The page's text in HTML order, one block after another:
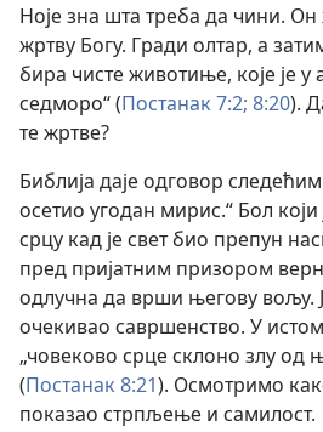
Ноје зна шта треба да чини.
жртву Богу. Гради олтар, а
бира чисте животиње, које је у
седморо“ (Постанак 7:2; 8:20).
те жртве?
Библија даје одговор
осетио угодан мирис.“ Бол који
срцу кад је свет био препун
пред пријатним призором
одлучна да врши његову вољу.
очекивао савршенство. У истом
„човеково срце склоно злу од
(Постанак 8:21). Осмотримо
показао стрпљење и самилост.